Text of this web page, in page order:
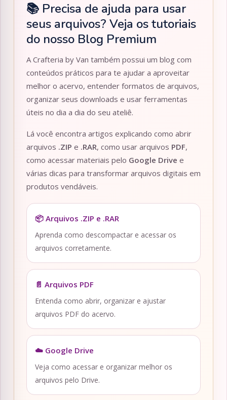
📚 Precisa de ajuda para usar
seus arquivos? Veja os tutoriais
do nosso Blog Premium
A Crafteria by Van também possui um blog com
conteúdos práticos para te ajudar a aproveitar
melhor o acervo, entender formatos de arquivos,
organizar seus downloads e usar ferramentas
úteis no dia a dia do seu ateliê.
Lá você encontra artigos explicando como abrir
arquivos .ZIP e .RAR, como usar arquivos PDF,
como acessar materiais pelo Google Drive e
várias dicas para transformar arquivos digitais em
produtos vendáveis.
📦 Arquivos .ZIP e .RAR
Aprenda como descompactar e acessar os
arquivos corretamente.
📄 Arquivos PDF
Entenda como abrir, organizar e ajustar
arquivos PDF do acervo.
☁️ Google Drive
Veja como acessar e organizar melhor os
arquivos pelo Drive.